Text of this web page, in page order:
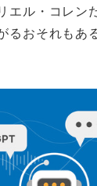
エル・コレン
るおそれもあ